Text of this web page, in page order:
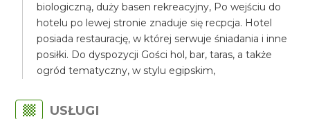
biologiczną, duży basen rekreacyjny, Po wejściu do
hotelu po lewej stronie znaduje się recpcja. Hotel
posiada restaurację, w której serwuje śniadania i inne
posiłki. Do dyspozycji Gości hol, bar, taras, a także
ogród tematyczny, w stylu egipskim,
USŁUGI